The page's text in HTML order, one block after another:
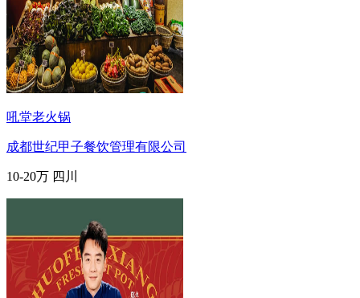
吼堂老火锅
成都世纪甲子餐饮管理有限公司
10-20万 四川